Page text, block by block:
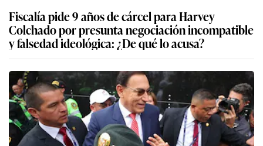
Martín Vizcarra: PJ programa para el 20 de
agosto audiencia de apelación contra sentencia
de 14 años de prisión